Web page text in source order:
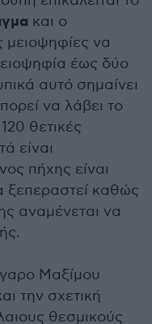
και ο
μειοψηφίες να
έως δύο
αυτό σημαίνει
να λάβει το
θετικές
είναι
πήχης είναι
ξεπεραστεί καθώς
αναμένεται να
Μαξίμου
την σχετική
θεσμικούς